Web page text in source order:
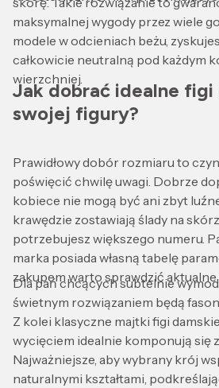
maksymalnej wygody przez wiele
modele w odcieniach beżu,
całkowicie neutralną pod każdym
wierzchniej.
Jak dobrać idealne figi
swojej figury?
Prawidłowy dobór rozmiaru to
poświęcić chwilę uwagi. Dobrze
kobiece nie mogą być ani zbyt
krawędzie zostawiają ślady na
potrzebujesz większego numeru.
marka posiada własną tabelę
zakupem warto sprawdzić
Dla pań chcących subtelnie
świetnym rozwiązaniem będą
Z kolei klasyczne majtki figi
wycięciem idealnie komponują się
Najważniejsze, aby wybrany krój
naturalnymi kształtami,